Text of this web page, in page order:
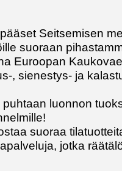
Seitsemisen
suoraan
Euroopan
, sienestys- ja
luonnon
suoraa
jotka